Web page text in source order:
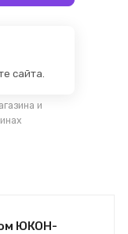
сайта.
и
ЮКОН-